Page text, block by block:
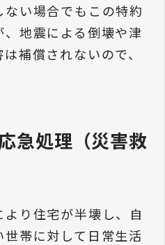
い場合でもこの特約
地震による倒壊や津
補償されないので、
急処理（災害救
り住宅が半壊し、自
帯に対して日常生活